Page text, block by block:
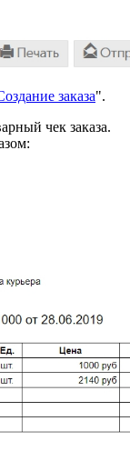
заказа".
чек заказа.